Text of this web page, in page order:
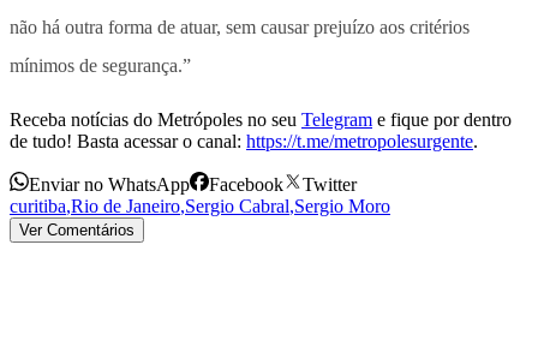
não há outra forma de atuar, sem causar prejuízo aos critérios
mínimos de segurança.”
Receba notícias do Metrópoles no seu Telegram e fique por dentro
de tudo! Basta acessar o canal: https://t.me/metropolesurgente.
Enviar no WhatsApp Facebook
Twitter
curitiba,Rio de Janeiro,Sergio Cabral,Sergio Moro
Ver Comentários